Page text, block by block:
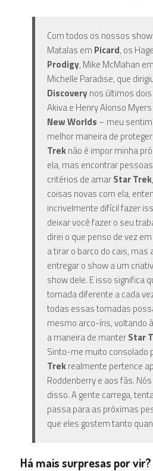
Com todos os nossos
Matalas em Picard, os
Prodigy, Mike McMahan em
Michelle Paradise, que
Discoverynos últimos dois
Akiva e Henry Alonso
New Worlds – meu
melhor maneira de
Treknão é impor minha
ela, mas encontrar
critérios de amarStar Trek
coisas novas com ela,
incrivelmente difícil fazer
deixar você fazer o seu
direi o que penso de vez
a tirar o barco do cais, mas
entregar o show a um
show dele. E isso significa
tomada diferente a cada
todas essas tomadas
mesmo arco-íris, voltando
a maneira de manterStar
Sinto-me muito consolado
Trekrealmente pertence
Roddenberry e aos fãs.
disso. A gente carrega,
passa para as próximas
que eles gostem tanto
Há mais surpresas por vir?